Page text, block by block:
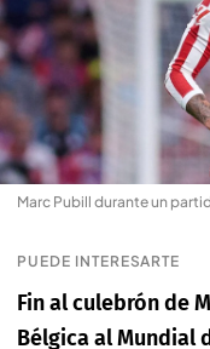
Marc Pubill durante un
PUEDE INTERESARTE
Fin al culebrón de
Bélgica al Mundial